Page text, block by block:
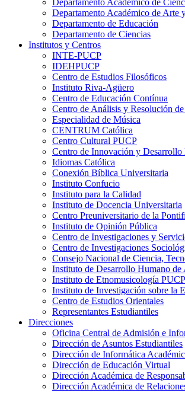
Departamento Académico de
Departamento Académico de Arte
Departamento de Educación
Departamento de Ciencias
Institutos y Centros
INTE-PUCP
IDEHPUCP
Centro de Estudios Filosóficos
Instituto Riva-Agüero
Centro de Educación Contínua
Centro de Análisis y Resolución
Especialidad de Música
CENTRUM Católica
Centro Cultural PUCP
Centro de Innovación y Desarrollo
Idiomas Católica
Conexión Bíblica Universitaria
Instituto Confucio
Instituto para la Calidad
Instituto de Docencia Universitaria
Centro Preuniversitario de la
Instituto de Opinión Pública
Centro de Investigaciones y
Centro de Investigaciones
Consejo Nacional de Ciencia,
Instituto de Desarrollo Humano
Instituto de Etnomusicología PUCP
Instituto de Investigación sobre la
Centro de Estudios Orientales
Representantes Estudiantiles
Direcciones
Oficina Central de Admisión e
Dirección de Asuntos Estudiantiles
Dirección de Informática
Dirección de Educación Virtual
Dirección Académica de
Dirección Académica de